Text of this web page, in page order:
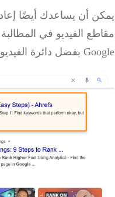
يمكن أن يساعدك أيضًا
مقاطع الفيديو في
Google بفضل دائرة الفيديو.